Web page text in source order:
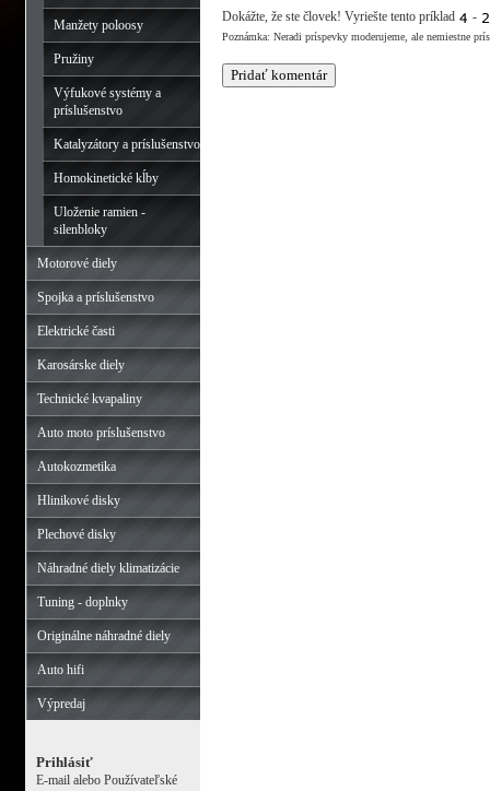
Manžety poloosy
Pružiny
Výfukové systémy a
príslušenstvo
Katalyzátory a príslušenstvo
Homokinetické kĺby
Uloženie ramien -
silenbloky
Motorové diely
Spojka a príslušenstvo
Elektrické časti
Karosárske diely
Technické kvapaliny
Auto moto príslušenstvo
Autokozmetika
Hlinikové disky
Plechové disky
Náhradné diely klimatizácie
Tuning - doplnky
Originálne náhradné diely
Auto hifi
Výpredaj
Prihlásiť
E-mail alebo Používateľské
Dokážte, že ste človek! Vyriešte tento príklad -
Poznámka: Neradi príspevky moderujeme, ale nemiestne